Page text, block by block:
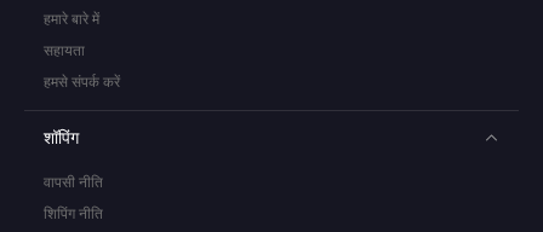
हमारे बारे में
सहायता
हमसे संपर्क करें
शॉपिंग
वापसी नीति
शिपिंग नीति